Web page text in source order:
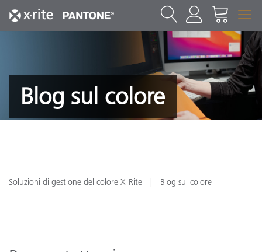
Blog sul colore
Soluzioni di gestione del colore X-Rite Blog sul colore